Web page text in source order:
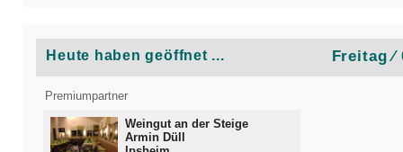
Heute haben geöffnet ... Freitag ⁄
Premiumpartner
Weingut an der Steige
Armin Düll